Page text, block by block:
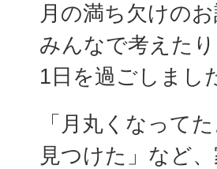
月の満ち欠けの
みんなで考えた
1日を過ごしまし
「月丸くなって
見つけた」など